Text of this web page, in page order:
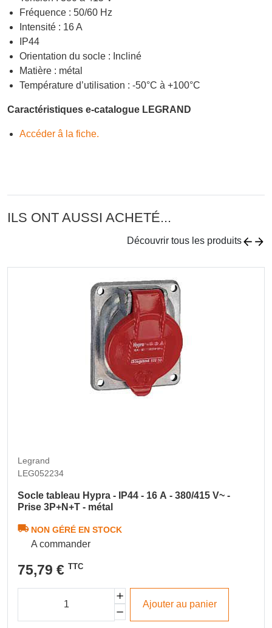
Fréquence : 50/60 Hz
Intensité : 16 A
IP44
Orientation du socle : Incliné
Matière : métal
Température d’utilisation : -50°C à +100°C
Caractéristiques e-catalogue LEGRAND
Accéder â la fiche.
ILS ONT AUSSI ACHETÉ...
Découvrir tous les produits
Legrand
LEG052234
Socle tableau Hypra - IP44 - 16 A - 380/415 V~ -
Prise 3P+N+T - métal
NON GÉRÉ EN STOCK
A commander
75,79 € TTC
Ajouter au panier